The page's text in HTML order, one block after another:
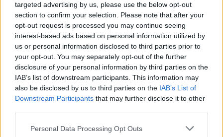
targeted advertising by us, please use the below opt-out
section to confirm your selection. Please note that after your
opt-out request is processed you may continue seeing
interest-based ads based on personal information utilized by
us or personal information disclosed to third parties prior to
your opt-out. You may separately opt-out of the further
disclosure of your personal information by third parties on the
IAB’s list of downstream participants. This information may
also be disclosed by us to third parties on the IAB’s List of
Downstream Participants that may further disclose it to other
Personal Data Processing Opt Outs
Futbol
Un CF Benifallet inactiu, planta cara al CF
Pinell en la festivitat de Santa Magdalena
abril 25, 2026
DEIXA UNA RESPOSTA